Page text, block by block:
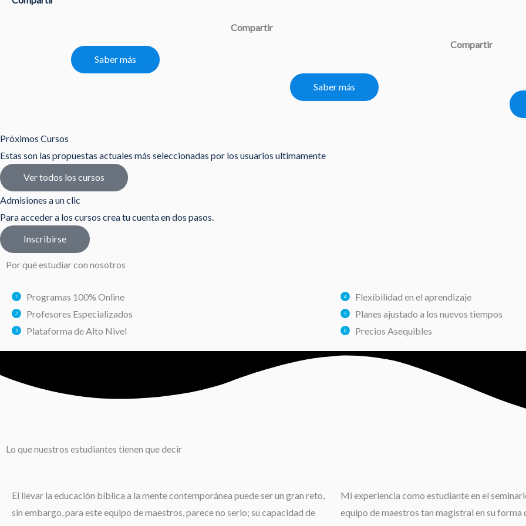
Saber más
Compartir
Saber más
Compartir
Próximos Cursos
Estas son las propuestas actuales más seleccionadas por los usuarios ultimamente
Ver todos los cursos
Admisiones a un clic
Para acceder a los cursos crea tu cuenta en dos pasos.
Inscribirse
Por qué estudiar con nosotros
Programas 100% Online
Profesores Especializados
Plataforma de Alto Nivel
Flexibilidad en el aprendizaje
Planes ajustado a los nuevos tiempos
Precios Asequibles
Lo que nuestros estudiantes tienen que decir
El llevar la educación bíblica a la mente contemporánea puede ser un gran reto,
sin embargo, para este equipo de maestros, parece no serlo; su capacidad de
Mi experiencia como estudiante en el
equipo de maestros tan magistral en su forma